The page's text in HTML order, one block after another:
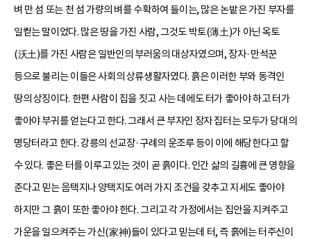
벼 만 섬 또는 천 섬 가량의 벼를 수확하여 들이는, 많은 논밭은 가진 부자를
일컫는 말이었다. 많은 땅을 가진 사람, 그것도 박토(薄土)가 아닌 옥토
(沃土)를 가진 사람은 일반인의 부러움의 대상자였으며, 장자·만석꾼
등으로 불리는 이들은 사회의 상류생활자였다. 흙은 이러한 부와 동격인
땅의 상징이다. 한편 사람이 집을 짓고 사는 데에도 터가 좋아야 하고 터가
좋아야 부귀를 얻는다고 한다. 그래서 큰 부자인 장자 집터는 모두가 당대의
명당터라고 한다. 강릉의 선교장·구례의 운조루 등이 이에 해당한다고 할
수 있다. 좋은 터를 이루고 있는 것이 곧 흙이다. 인간 삶의 길흉에 큰 영향을
준다고 믿는 음택지나 양택지도 여러 가지 조건을 갖추고 지세도 좋아야
하지만 그 흙이 또한 좋아야 한다. 그리고 각 가정에서는 집안을 지켜주고
가운을 일으켜주는 가신(家神)들이 있다고 믿는데 터, 즉 흙에는 터주신이